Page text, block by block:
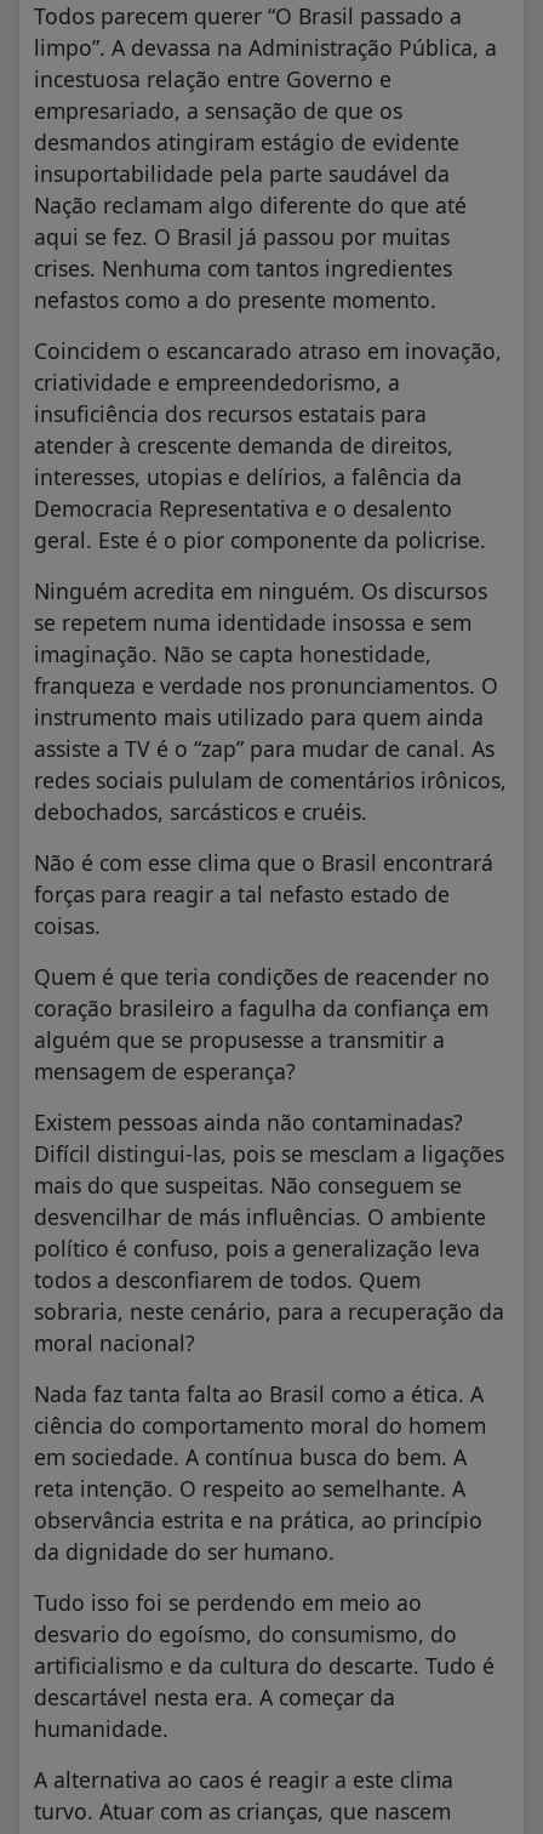
Todos parecem querer “O Brasil passado a
limpo”. A devassa na Administração Pública, a
incestuosa relação entre Governo e
empresariado, a sensação de que os
desmandos atingiram estágio de evidente
insuportabilidade pela parte saudável da
Nação reclamam algo diferente do que até
aqui se fez. O Brasil já passou por muitas
crises. Nenhuma com tantos ingredientes
nefastos como a do presente momento.
Coincidem o escancarado atraso em inovação,
criatividade e empreendedorismo, a
insuficiência dos recursos estatais para
atender à crescente demanda de direitos,
interesses, utopias e delírios, a falência da
Democracia Representativa e o desalento
geral. Este é o pior componente da policrise.
Ninguém acredita em ninguém. Os discursos
se repetem numa identidade insossa e sem
imaginação. Não se capta honestidade,
franqueza e verdade nos pronunciamentos. O
instrumento mais utilizado para quem ainda
assiste a TV é o “zap” para mudar de canal. As
redes sociais pululam de comentários irônicos,
debochados, sarcásticos e cruéis.
Não é com esse clima que o Brasil encontrará
forças para reagir a tal nefasto estado de
coisas.
Quem é que teria condições de reacender no
coração brasileiro a fagulha da confiança em
alguém que se propusesse a transmitir a
mensagem de esperança?
Existem pessoas ainda não contaminadas?
Difícil distingui-las, pois se mesclam a ligações
mais do que suspeitas. Não conseguem se
desvencilhar de más influências. O ambiente
político é confuso, pois a generalização leva
todos a desconfiarem de todos. Quem
sobraria, neste cenário, para a recuperação da
moral nacional?
Nada faz tanta falta ao Brasil como a ética. A
ciência do comportamento moral do homem
em sociedade. A contínua busca do bem. A
reta intenção. O respeito ao semelhante. A
observância estrita e na prática, ao princípio
da dignidade do ser humano.
Tudo isso foi se perdendo em meio ao
desvario do egoísmo, do consumismo, do
artificialismo e da cultura do descarte. Tudo é
descartável nesta era. A começar da
humanidade.
A alternativa ao caos é reagir a este clima
turvo. Atuar com as crianças, que nascem